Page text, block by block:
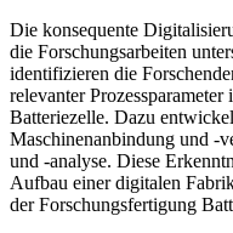
Die konsequente
die Forschungsarbeiten
identifizieren die
relevanter
Batteriezelle. Dazu
Maschinenanbindung und -
und -analyse. Diese
Aufbau einer digitalen
der Forschungsfertigung